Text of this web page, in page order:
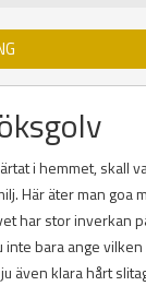
i hemmet, skall
Här äter man goa
har stor inverkan
inte bara ange
även klara hårt